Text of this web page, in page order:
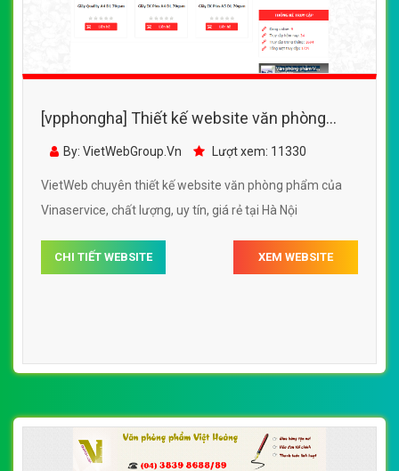
[vpphongha] Thiết kế website văn phòng
phẩm của Vinaservice đẹp SEO tốt
By: VietWebGroup.Vn Lượt xem: 11330
VietWeb chuyên thiết kế website văn phòng phẩm của
Vinaservice, chất lượng, uy tín, giá rẻ tại Hà Nội
CHI TIẾT WEBSITE XEM WEBSITE